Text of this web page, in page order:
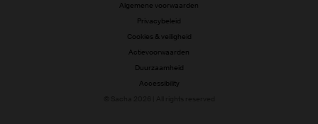
Algemene voorwaarden
Privacybeleid
Cookies & veiligheid
Actievoorwaarden
Duurzaamheid
Accessibility